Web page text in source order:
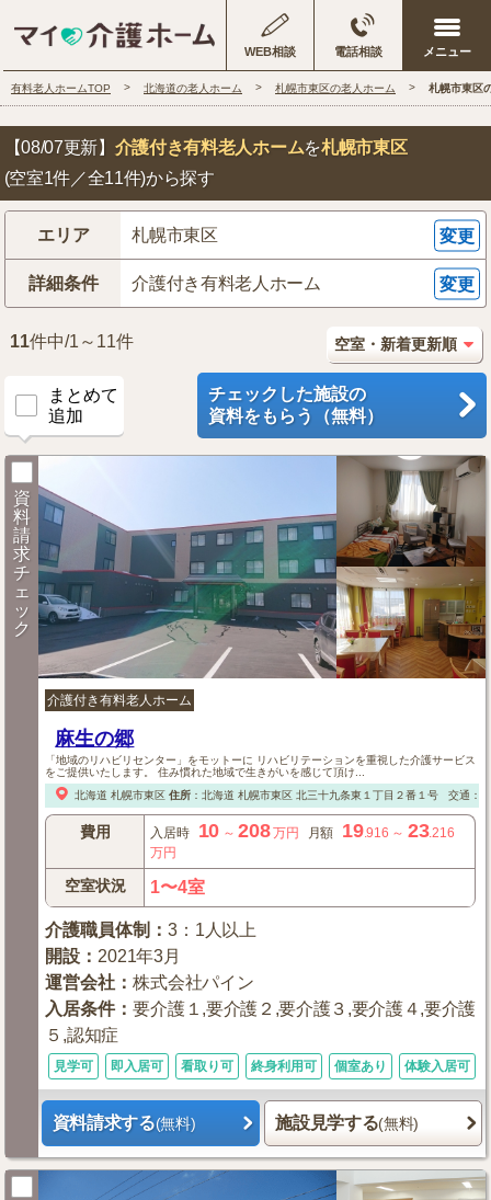
WEB相談 電話相談
有料老人ホームTOP 北海道の老人ホーム 札幌市東区の老人ホーム 札幌市東区
【08/07更新】 介護付き有料老人ホームを札幌市東区
(空室1件／全11件)から探す
エリア 札幌市東区 変更
詳細条件 介護付き有料老人ホーム 変更
11件中/1～11件
まとめて
追加
チェックした施設の
資料をもらう（無料）
資
料
請
求
チ
ェ
ッ
ク
介護付き有料老人ホーム
麻生の郷
「地域のリハビリセンター」をモットーに リハビリテーションを重視した介護サービス
をご提供いたします。 住み慣れた地域で生きがいを感じて頂け...
北海道 札幌市東区 住所： 北海道 札幌市東区北三十九条東１丁目２番１号 交通：
費用 入居時 10 ～208万円 月額 19.916 ～ 23.216
万円
空室状況 1〜4室
介護職員体制 ：3：1人以上
開設 ： 2021年3月
運営会社 ：株式会社パイン
入居条件：要介護１,要介護２,要介護３,要介護４,要介護
５,認知症
見学可 即入居可 看取り可 終身利用可 個室あり 体験入居可
資料請求する(無料) 施設見学する(無料)